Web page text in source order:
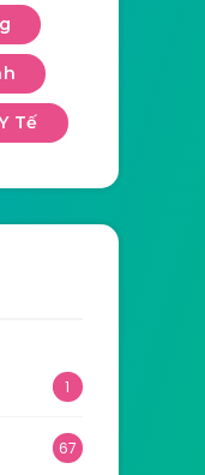
Tế
1
67